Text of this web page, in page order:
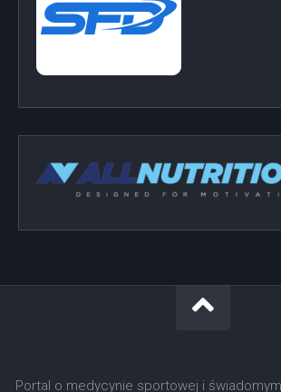
Portal o medycynie sportowej i